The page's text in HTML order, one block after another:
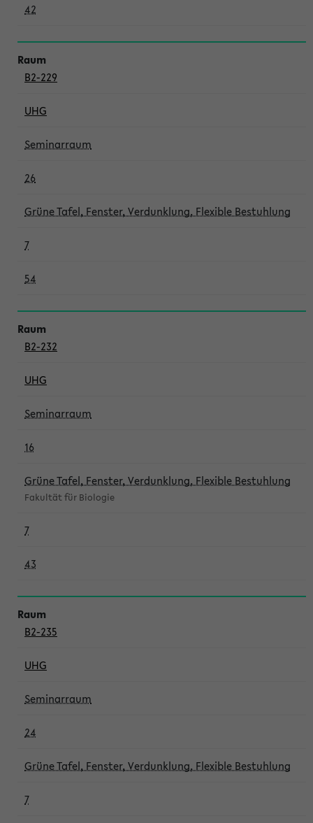
42
B2-229
UHG
Seminarraum
26
Grüne Tafel, Fenster, Verdunklung, Flexible Bestuhlung
7
54
B2-232
UHG
Seminarraum
16
Grüne Tafel, Fenster, Verdunklung, Flexible Bestuhlung
Fakultät für Biologie
7
43
B2-235
UHG
Seminarraum
24
Grüne Tafel, Fenster, Verdunklung, Flexible Bestuhlung
7